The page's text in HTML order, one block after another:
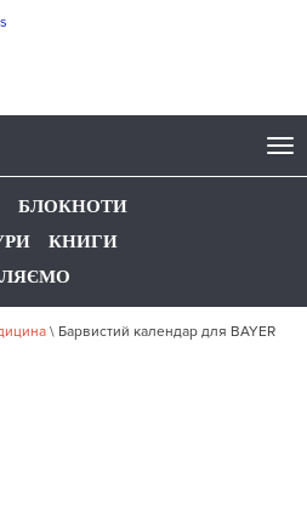
БЛОКНОТИ
КНИГИ
\ Барвистий календар для BAYER